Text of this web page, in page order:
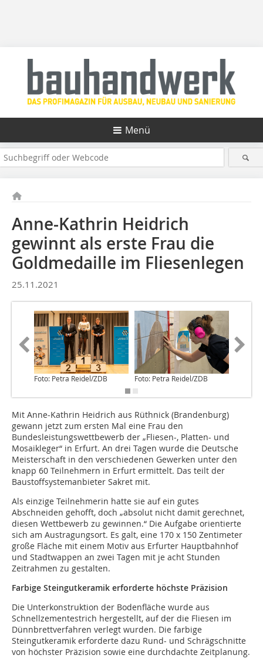
Menü
Anne-Kathrin Heidrich
gewinnt als erste Frau die
Goldmedaille im Fliesenlegen
25.11.2021
Foto: Petra Reidel/ZDB Foto: Petra Reidel/ZDB
Mit Anne-Kathrin Heidrich aus Rüthnick (Brandenburg)
gewann jetzt zum ersten Mal eine Frau den
Bundesleistungswettbewerb der „Fliesen-, Platten- und
Mosaikleger“ in Erfurt. An drei Tagen wurde die Deutsche
Meisterschaft in den verschiedenen Gewerken unter den
knapp 60 Teilnehmern in Erfurt ermittelt. Das teilt der
Baustoffsystemanbieter Sakret mit.
Als einzige Teilnehmerin hatte sie auf ein gutes
Abschneiden gehofft, doch „absolut nicht damit gerechnet,
diesen Wettbewerb zu gewinnen.“ Die Aufgabe orientierte
sich am Austragungsort. Es galt, eine 170 x 150 Zentimeter
große Fläche mit einem Motiv aus Erfurter Hauptbahnhof
und Stadtwappen an zwei Tagen mit je acht Stunden
Zeitrahmen zu gestalten.
Farbige Steingutkeramik erforderte höchste Präzision
Die Unterkonstruktion der Bodenfläche wurde aus
Schnellzementestrich hergestellt, auf der die Fliesen im
Dünnbrettverfahren verlegt wurden. Die farbige
Steingutkeramik erforderte dazu Rund- und Schrägschnitte
von höchster Präzision sowie eine durchdachte Zeitplanung.